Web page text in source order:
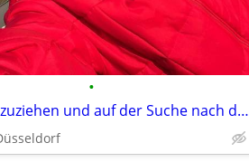
•
Bereit umzuziehen und auf der Suche nach der Liebe